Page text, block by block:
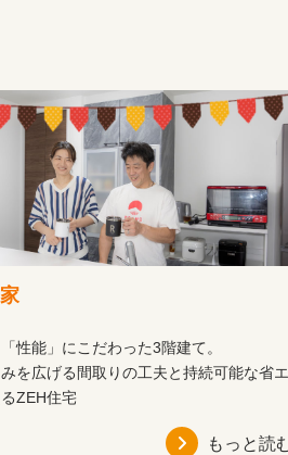
「性能」にこだわった3階建て。
を広げる間取りの工夫と持続可能な省エ
ZEH住宅
もっと読